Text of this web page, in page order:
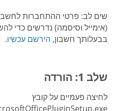
(אימייל וסיסמה) נדרשים כדי
בבעלותך חשבון, הירשם עכשיו.
שלב 1: הורדה
לחיצה פעמיים על קובץ